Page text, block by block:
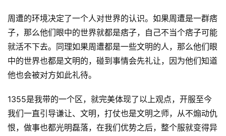
周遭的环境决定了一个人对世界的认识。如果周遭是一群痞
子，那么他们眼中的世界就都是痞子，自己不当个痞子可能
就活不下去。同理如果周遭都是一些文明的人，那么他们眼
中的世界也都是文明的，碰到事情会先礼让，因为他们知道
他也会被对方如此礼待。
1355是我带的一个区，就完美体现了以上观点，开服至今
我们一直引导谦让、文明，打仗也是文明之师，从不煽动仇
恨，做事也都光明磊落，在我们优势之后，整个服就变得异